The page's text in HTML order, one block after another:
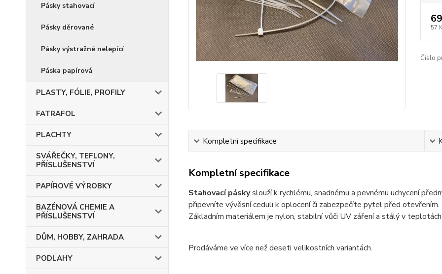
Pásky stahovací
Pásky děrované
Pásky výstražné nelepící
Páska papírová
PLASTY, FÓLIE, PROFILY
FATRAFOL
PLACHTY
SVÁŘEČKY, TEFLONY,
PŘÍSLUŠENSTVÍ
PAPÍROVÉ VÝROBKY
BAZÉNOVÁ CHEMIE A
PŘÍSLUŠENSTVÍ
DŮM, HOBBY, ZAHRADA
PODLAHY
57
Číslo
Kompletní specifikace
Kompletní specifikace
Stahovací páskyslouží k rychlému, snadnému a pevnému uchycení
připevníte vývěsní ceduli k oplocení či zabezpečíte pytel před otevřením.
Základním materiálem je nylon, stabilní vůči UV záření a stálý v
Prodáváme ve více než deseti velikostních variantách.